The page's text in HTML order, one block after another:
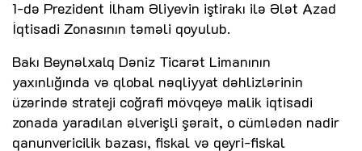
1-də Prezident İlham Əliyevin iştirakı ilə Ələt Azad
İqtisadi Zonasının təməli qoyulub.
Bakı Beynəlxalq Dəniz Ticarət Limanının
yaxınlığında və qlobal nəqliyyat dəhlizlərinin
üzərində strateji coğrafi mövqeyə malik iqtisadi
zonada yaradılan əlverişli şərait, o cümlədən nadir
qanunvericilik bazası, fiskal və qeyri-fiskal